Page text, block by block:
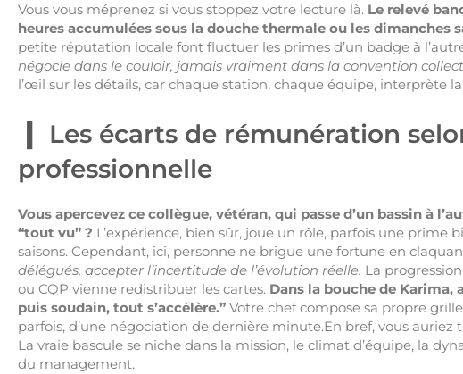
Vous vous méprenez si vous stoppez votre lecture là. Le relevé
heures accumulées sous la douche thermale ou les dimanches
petite réputation locale font fluctuer les primes d’un badge à
négocie dans le couloir, jamais vraiment dans la convention
l’œil sur les détails, car chaque station, chaque équipe, interprète
Les écarts de rémunération
professionnelle
Vous apercevez ce collègue, vétéran, qui passe d’un bassin à
“tout vu” ? L’expérience, bien sûr, joue un rôle, parfois une prime
saisons. Cependant, ici, personne ne brigue une fortune en
délégués, accepter l’incertitude de l’évolution réelle. La
ou CQP vienne redistribuer les cartes. Dans la bouche de Karima,
puis soudain, tout s’accélère.” Votre chef compose sa propre
parfois, d’une négociation de dernière minute.En bref, vous
La vraie bascule se niche dans la mission, le climat d’équipe, la
du management.